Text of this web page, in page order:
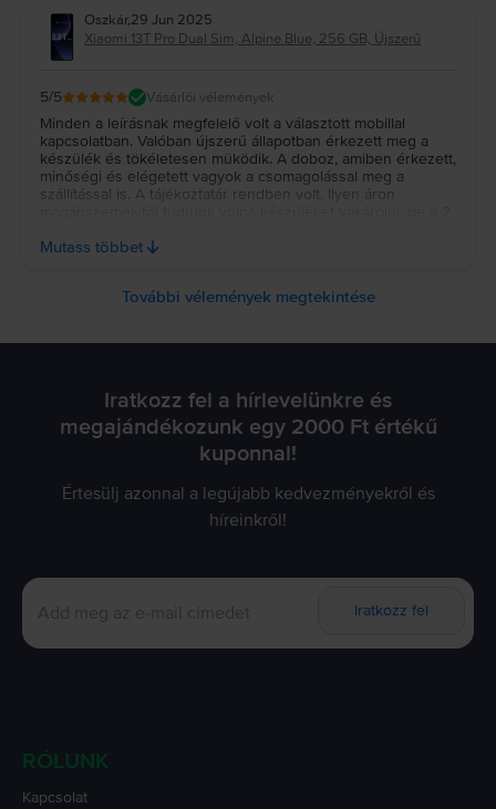
Fenykepeim vannak az atvetelnel...illetve a további
sérülésekről...de gondolom semmit nem érek vele....
Oszkár,29 Jun 2025
Xiaomi 13T Pro Dual Sim, Alpine Blue, 256 GB, Újszerű
5/5 Vásárlói vélemények
Minden a leírásnak megfelelő volt a választott mobillal
kapcsolatban. Valóban újszerű állapotban érkezett meg a
készülék és tökéletesen müködik. A doboz, amiben érkezett,
minőségi és elégetett vagyok a csomagolással meg a
szállítással is. A tájékoztatár rendben volt. Ilyen áron
fiam is nagyon boldog az ÚJ!!! készülékével! Oszkár
Mutass többet
További vélemények megtekintése
Iratkozz fel a hírlevelünkre és
megajándékozunk egy 2000 Ft értékű
kuponnal!
Értesülj azonnal a legújabb kedvezményekről és
híreinkről!
Iratkozz fel
RÓLUNK
Kapcsolat